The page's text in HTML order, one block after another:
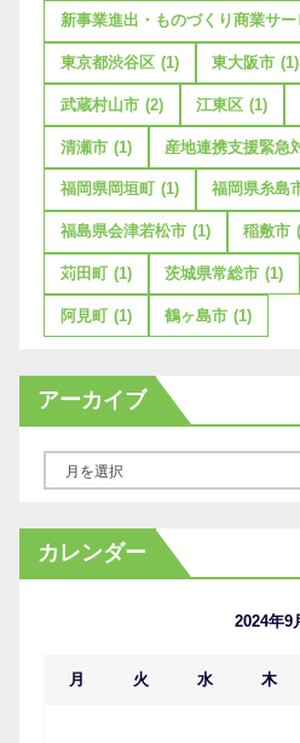
新事業進出・ものづくり商業サ
東京都渋谷区 (1) 東大阪市 (1)
武蔵村山市 (2) 江東区 (1)
清瀬市 (1) 産地連携支援緊急
福岡県岡垣町 (1) 福岡県糸島
福島県会津若松市 (1) 稲敷市
苅田町 (1) 茨城県常総市 (1)
阿見町 (1) 鶴ヶ島市 (1)
アーカイブ
カ
イ
カレンダー
2024年9
月 火 水 木